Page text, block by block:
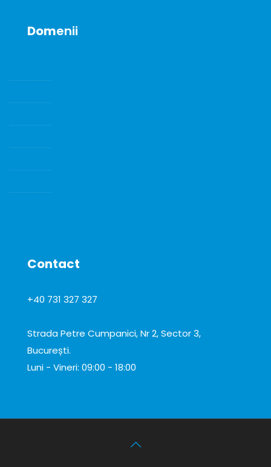
Domenii
Contact
+40 731 327 327
Strada Petre Cumpanici, Nr 2, Sector 3,
București.
Luni - Vineri: 09:00 - 18:00